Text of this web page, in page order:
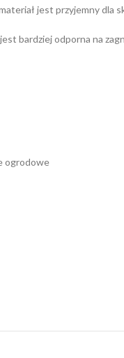
jest przyjemny dla
bardziej odporna na
ogrodowe